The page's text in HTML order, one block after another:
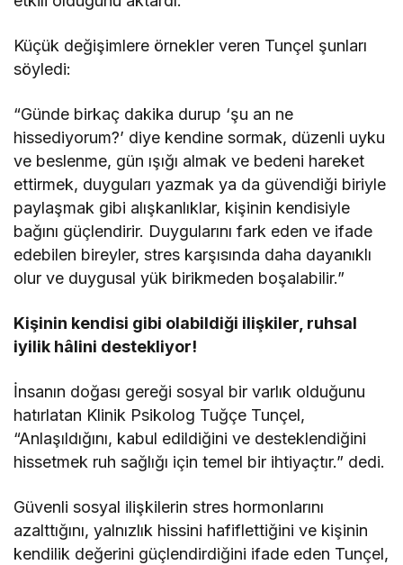
Küçük değişimlere örnekler veren Tunçel şunları
söyledi:
“Günde birkaç dakika durup ‘şu an ne
hissediyorum?’ diye kendine sormak, düzenli uyku
ve beslenme, gün ışığı almak ve bedeni hareket
ettirmek, duyguları yazmak ya da güvendiği biriyle
paylaşmak gibi alışkanlıklar, kişinin kendisiyle
bağını güçlendirir. Duygularını fark eden ve ifade
edebilen bireyler, stres karşısında daha dayanıklı
olur ve duygusal yük birikmeden boşalabilir.”
Kişinin kendisi gibi olabildiği ilişkiler, ruhsal
iyilik hâlini destekliyor!
İnsanın doğası gereği sosyal bir varlık olduğunu
hatırlatan Klinik Psikolog Tuğçe Tunçel,
“Anlaşıldığını, kabul edildiğini ve desteklendiğini
hissetmek ruh sağlığı için temel bir ihtiyaçtır.” dedi.
Güvenli sosyal ilişkilerin stres hormonlarını
azalttığını, yalnızlık hissini hafiflettiğini ve kişinin
kendilik değerini güçlendirdiğini ifade eden Tunçel,